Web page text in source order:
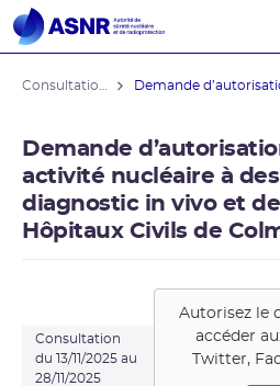
Demande
Demande
activité nucléaire à
diagnostic in vivo et
Hôpitaux Civils de
Consultation
du 13/11/2025 au
28/11/2025
Autorisez le
accéder
Twitter,